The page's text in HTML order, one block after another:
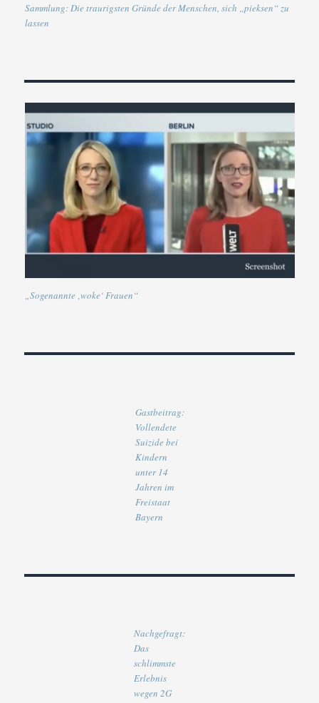
Sammlung: Die traurigsten Gründe der Menschen, sich „pieksen“ zu
lassen
„Sogenannte ‚woke‘ Frauen“
Gastbeitrag:
Vollendete
Suizide bei
Kindern
unter 14
Jahren im
Freistaat
Bayern
Nachgefragt:
Das
schlimmste
Erlebnis
wegen 2G